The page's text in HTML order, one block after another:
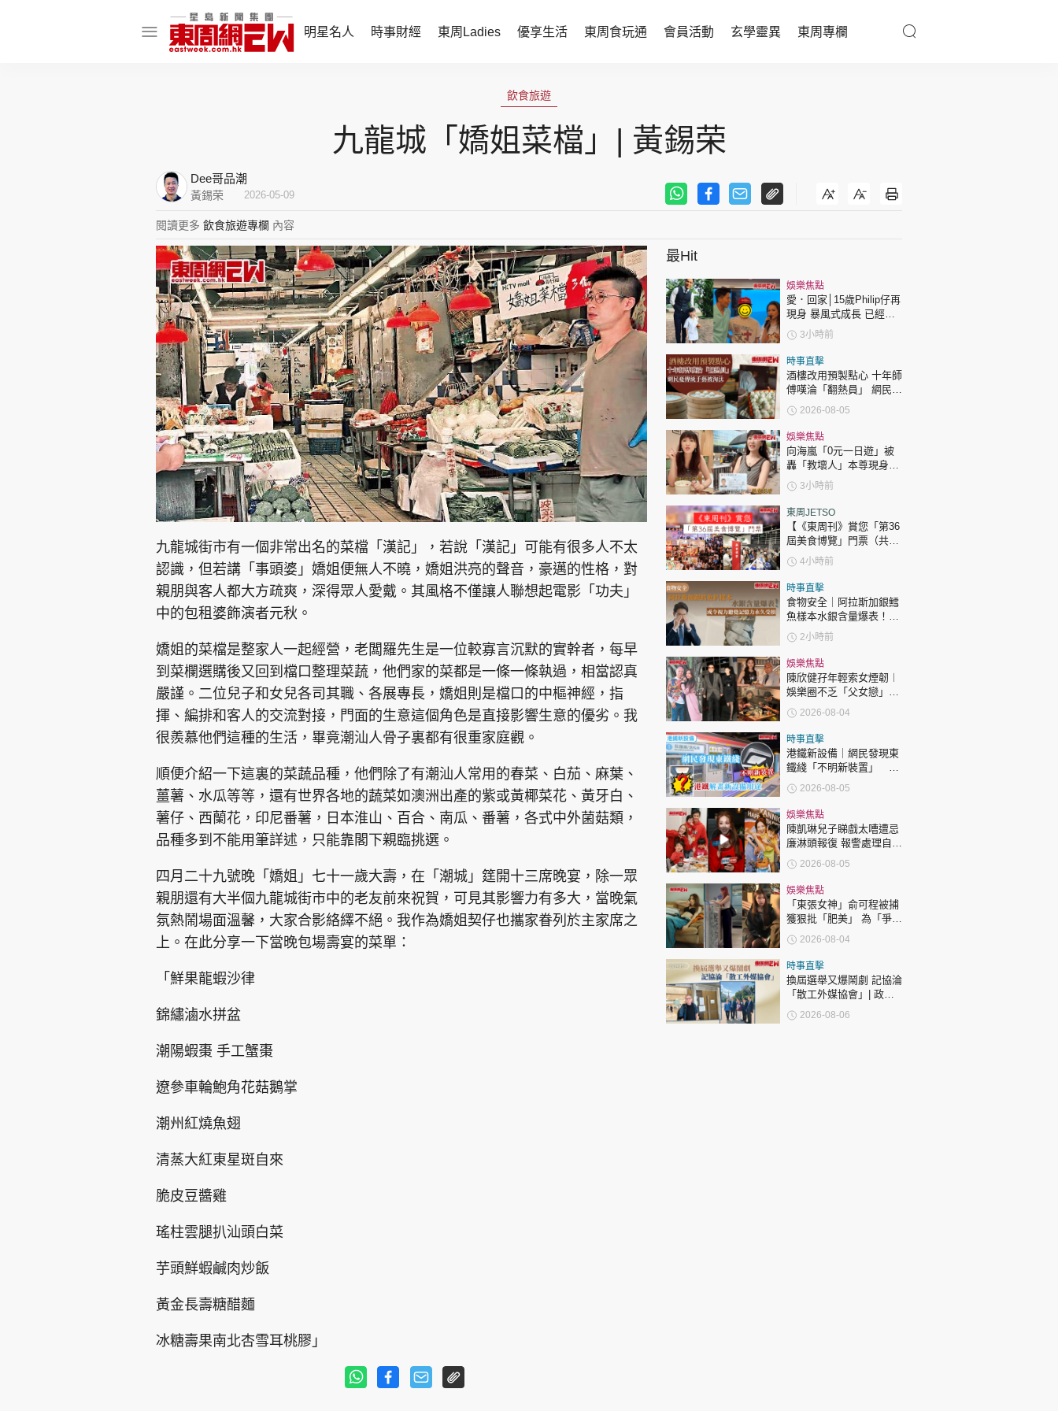
明星名人 時事財經 東周Ladies 優享生活 東周食玩通 會員活動 玄學靈異 東周專欄
東姑熱話
時事直擊
財經智庫
東周Ladies
談情說性
時尚生活 親子天地
與寵同行
東周食玩通
樂在灣區
飲食玩樂
會員活動
東周JETSO
玄學靈異
東勝運程
智富天下 李居明
神機妙算 李丞責
緣來有理 麥玲玲
鬼靈精怪 威師兄
娛樂名人
文化藝術
時政財經
健康生活
飲食旅遊
集團旗下品牌
東周刊 cazbuyer 東Touch PCM 電腦廣場 星島頭條 星島日報 頭條日報 星島環球 The Standard 親子王
Oh!爸媽 JobMarket 頭條搵工
關於我們 聯絡我們 隱私政策聲明 使用條款 版權及免責聲明 Copyright © 東周網 版權所有 . 不得轉載 ©Eastweek.com.hk. All rights reserved.
飲食旅遊
九龍城「嬌姐菜檔」| 黃錫荣
Dee哥品潮
黃錫荣 2026-05-09
閱讀更多 飲食旅遊專欄 內容
九龍城街市有一個非常出名的菜檔「漢記」，若說「漢記」可能有很多人不太
認識，但若講「事頭婆」嬌姐便無人不曉，嬌姐洪亮的聲音，豪邁的性格，對
親朋與客人都大方疏爽，深得眾人愛戴。其風格不僅讓人聯想起電影「功夫」
中的包租婆飾演者元秋。
嬌姐的菜檔是整家人一起經營，老闆羅先生是一位較寡言沉默的實幹者，每早
到菜欄選購後又回到檔口整理菜蔬，他們家的菜都是一條一條執過，相當認真
嚴謹。二位兒子和女兒各司其職、各展專長，嬌姐則是檔口的中樞神經，指
揮、編排和客人的交流對接，門面的生意這個角色是直接影響生意的優劣。我
很羨慕他們這種的生活，畢竟潮汕人骨子裏都有很重家庭觀。
順便介紹一下這裏的菜蔬品種，他們除了有潮汕人常用的春菜、白茄、麻葉、
薑薯、水瓜等等，還有世界各地的蔬菜如澳洲出產的紫或黃椰菜花、黃牙白、
薯仔、西蘭花，印尼番薯，日本淮山、百合、南瓜、番薯，各式中外菌菇類，
品種多到不能用筆詳述，只能靠閣下親臨挑選。
四月二十九號晚「嬌姐」七十一歲大壽，在「潮城」筳開十三席晚宴，除一眾
親朋還有大半個九龍城街市中的老友前來祝賀，可見其影響力有多大，當晚氣
氛熱鬧場面溫馨，大家合影絡繹不絕。我作為嬌姐契仔也攜家眷列於主家席之
上。在此分享一下當晚包場壽宴的菜單：
「鮮果龍蝦沙律
錦繡滷水拼盆
潮陽蝦棗 手工蟹棗
遼參車輪鮑角花菇鵝掌
潮州紅燒魚翅
清蒸大紅東星斑自來
脆皮豆醬雞
瑤柱雲腿扒汕頭白菜
芋頭鮮蝦鹹肉炒飯
黃金長壽糖醋麵
冰糖壽果南北杏雪耳桃膠」
最Hit
娛樂焦點
愛．回家│15歲Philip仔再
現身 暴風式成長 已經高
過「三太」樊亦敏！
3小時前
時事直擊
酒樓改用預製點心 十年師
傅嘆淪「翻熱員」 網民憂
傳統手藝被淘汰
2026-08-05
娛樂焦點
向海嵐「0元一日遊」被
轟「教壞人」本尊現身回
應網民
3小時前
東周JETSO
【《東周刊》賞您「第36
屆美食博覽」門票（共30
張）】
4小時前
時事直擊
食物安全｜阿拉斯加銀鱈
魚樣本水銀含量爆表！或
令視力聽覺記憶力永久受
損
2小時前
娛樂焦點
陳欣健孖年輕索女煙韌︱
娛樂圈不乏「父女戀」
「爺孫戀」 年齡差距最大
達51歲 最受矚目有李龍
基謝賢
2026-08-04
時事直擊
港鐵新設備｜網民發現東
鐵綫「不明新裝置」 港
鐵解畫新設備用途
2026-08-05
娛樂焦點
陳凱琳兒子睇戲太嘈遭忌
廉淋頭報復 報警處理自責
護子不力 歐錦棠陳倩揚齊
表態「媽媽有責任」
2026-08-05
娛樂焦點
「東張女神」俞可程被捕
獲狠批「肥美」 為「爭
仔」緊急消脂10日成功瘦
12.2吋
2026-08-04
時事直擊
換屆選舉又爆鬧劇 記協淪
「散工外媒協會」| 政官
莊
2026-08-06